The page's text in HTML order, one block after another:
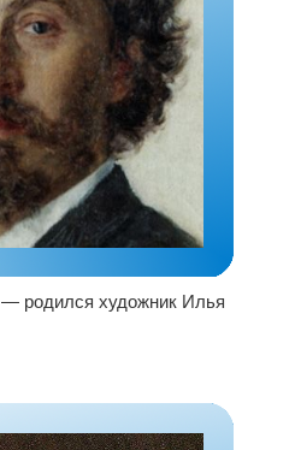
— родился художник Илья